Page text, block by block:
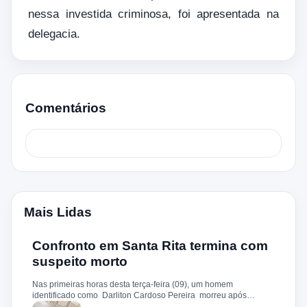
nessa investida criminosa, foi apresentada na
delegacia.
Comentários
Mais Lidas
Confronto em Santa Rita termina com
suspeito morto
Nas primeiras horas desta terça-feira (09), um homem
identificado como Darliton Cardoso Pereira morreu após